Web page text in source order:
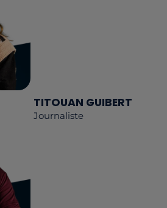
TITOUAN GUIBERT
Journaliste